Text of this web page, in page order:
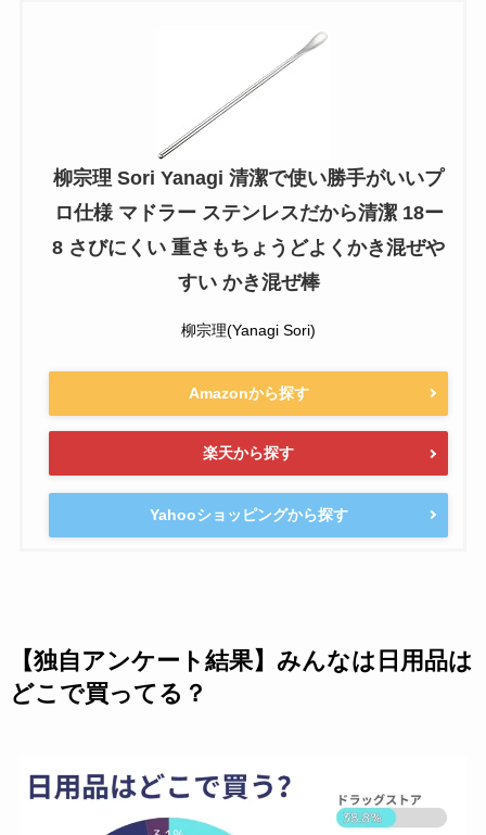
柳宗理 Sori Yanagi 清潔で使い勝手がいいプ
ロ仕様 マドラー ステンレスだから清潔 18ー
8 さびにくい 重さもちょうどよくかき混ぜや
すい かき混ぜ棒
柳宗理(Yanagi Sori)
Amazonから探す
楽天から探す
Yahooショッピングから探す
【独自アンケート結果】みんなは日用品は
どこで買ってる？